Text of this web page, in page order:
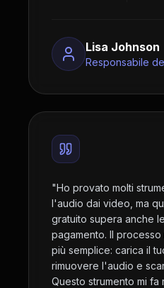
Lisa Johnson
Responsabile
"Ho provato molti
l'audio dai video, ma
gratuito supera anche
pagamento. Il
più semplice: carica il
rimuovere l'audio e
Questo strumento mi fa